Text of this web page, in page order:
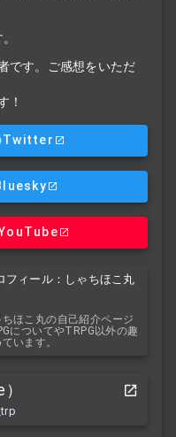
です。ご感想をいただ
！
Twitter
フィール：しゃちほこ丸
ほこ丸の自己紹介ページ
についてやTRPG以外の趣
います。